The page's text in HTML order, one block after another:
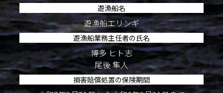
遊漁船名
遊漁船エリンギ
遊漁船業務主任者の氏名
博多 ヒト志
尾後 隼人
損害賠償処置の保険期間